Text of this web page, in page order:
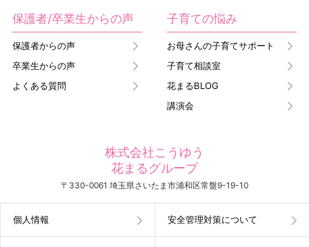
保護者/卒業生からの声
保護者からの声
卒業生からの声
よくある質問
子育ての悩み
お母さんの子育てサポート
子育て相談室
花まるBLOG
講演会
株式会社こうゆう
花まるグループ
〒330-0061 埼玉県さいたま市浦和区常盤9-19-10
個人情報 安全管理対策について